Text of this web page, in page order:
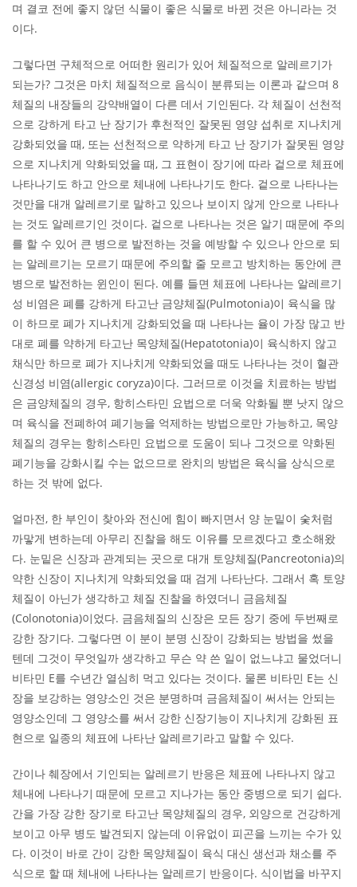
며 결코 전에 좋지 않던 식물이 좋은 식물로 바뀐 것은 아니라는 것
이다.
그렇다면 구체적으로 어떠한 원리가 있어 체질적으로 알레르기가
되는가? 그것은 마치 체질적으로 음식이 분류되는 이론과 같으며 8
체질의 내장들의 강약배열이 다른 데서 기인된다. 각 체질이 선천적
으로 강하게 타고 난 장기가 후천적인 잘못된 영양 섭취로 지나치게
강화되었을 때, 또는 선천적으로 약하게 타고 난 장기가 잘못된 영양
으로 지나치게 약화되었을 때, 그 표현이 장기에 따라 겉으로 체표에
나타나기도 하고 안으로 체내에 나타나기도 한다. 겉으로 나타나는
것만을 대개 알레르기로 말하고 있으나 보이지 않게 안으로 나타나
는 것도 알레르기인 것이다. 겉으로 나타나는 것은 알기 때문에 주의
를 할 수 있어 큰 병으로 발전하는 것을 예방할 수 있으나 안으로 되
는 알레르기는 모르기 때문에 주의할 줄 모르고 방치하는 동안에 큰
병으로 발전하는 윈인이 된다. 예를 들면 체표에 나타나는 알레르기
성 비염은 폐를 강하게 타고난 금양체질(Pulmotonia)이 육식을 많
이 하므로 폐가 지나치게 강화되었을 때 나타나는 율이 가장 많고 반
대로 폐를 약하게 타고난 목양체질(Hepatotonia)이 육식하지 않고
채식만 하므로 폐가 지나치게 약화되었을 때도 나타나는 것이 혈관
신경성 비염(allergic coryza)이다. 그러므로 이것을 치료하는 방법
은 금양체질의 경우, 항히스타민 요법으로 더욱 악화될 뿐 낫지 않으
며 육식을 전폐하여 폐기능을 억제하는 방법으로만 가능하고, 목양
체질의 경우는 항히스타민 요법으로 도움이 되나 그것으로 약화된
폐기능을 강화시킬 수는 없으므로 완치의 방법은 육식을 상식으로
하는 것 밖에 없다.
얼마전, 한 부인이 찾아와 전신에 힘이 빠지면서 양 눈밑이 숯처럼
까맣게 변하는데 아무리 진찰을 해도 이유를 모르겠다고 호소해왔
다. 눈밑은 신장과 관계되는 곳으로 대개 토양체질(Pancreotonia)의
약한 신장이 지나치게 약화되었을 때 검게 나타난다. 그래서 혹 토양
체질이 아닌가 생각하고 체질 진찰을 하였더니 금음체질
(Colonotonia)이었다. 금음체질의 신장은 모든 장기 중에 두번째로
강한 장기다. 그렇다면 이 분이 분명 신장이 강화되는 방법을 썼을
텐데 그것이 무엇일까 생각하고 무슨 약 쓴 일이 없느냐고 물었더니
비타민 E를 수년간 열심히 먹고 있다는 것이다. 물론 비타민 E는 신
장을 보강하는 영양소인 것은 분명하며 금음체질이 써서는 안되는
영양소인데 그 영양소를 써서 강한 신장기능이 지나치게 강화된 표
현으로 일종의 체표에 나타난 알레르기라고 말할 수 있다.
간이나 췌장에서 기인되는 알레르기 반응은 체표에 나타나지 않고
체내에 나타나기 때문에 모르고 지나가는 동안 중병으로 되기 쉽다.
간을 가장 강한 장기로 타고난 목양체질의 경우, 외양으로 건강하게
보이고 아무 병도 발견되지 않는데 이유없이 피곤을 느끼는 수가 있
다. 이것이 바로 간이 강한 목양체질이 육식 대신 생선과 채소를 주
식으로 할 때 체내에 나타나는 알레르기 반응이다. 식이법을 바꾸지